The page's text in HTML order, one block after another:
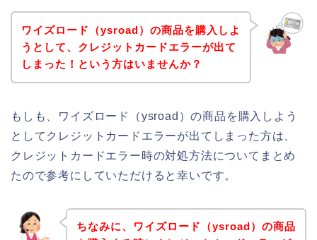
ワイズロード（ysroad）の商品を購入しよ
うとして、クレジットカードエラーが出て
しまった！という方はいませんか？
もしも、ワイズロード（ysroad）の商品を購入しよう
としてクレジットカードエラーが出てしまった方は、
クレジットカードエラー時の対処方法についてまとめ
たので参考にしていただけると幸いです。
ちなみに、ワイズロード（ysroad）の商品